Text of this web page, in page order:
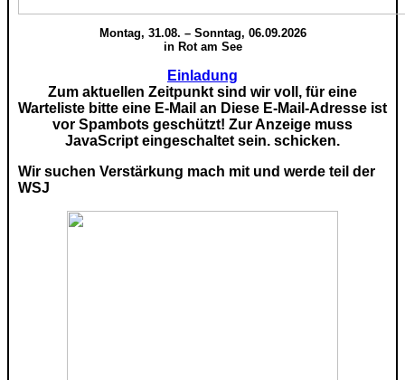
Montag, 31.08. – Sonntag, 06.09.2026
in Rot am See
Einladung
Zum aktuellen Zeitpunkt sind wir voll, für eine
Warteliste bitte eine E-Mail an Diese E-Mail-Adresse ist
vor Spambots geschützt! Zur Anzeige muss
JavaScript eingeschaltet sein. schicken.
Wir suchen Verstärkung mach mit und werde teil der
WSJ